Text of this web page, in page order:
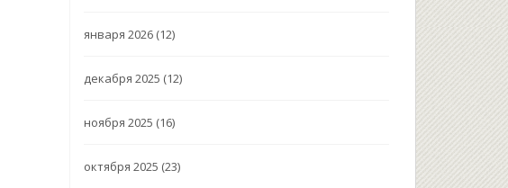
января 2026 (12)
декабря 2025 (12)
ноября 2025 (16)
октября 2025 (23)